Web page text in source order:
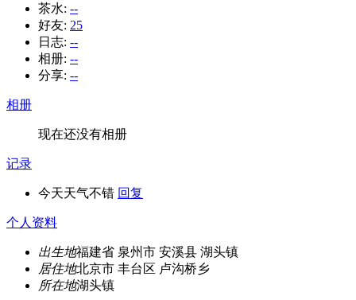
茶水: --
好友: 25
日志: --
相册: --
分享: --
相册
现在还没有相册
记录
今天天气不错 回复
个人资料
出生地福建省 泉州市 安溪县 湖头镇
居住地北京市 丰台区 卢沟桥乡
所在地湖头镇